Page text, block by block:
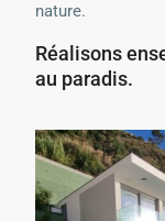
nature.
Réalisons
au paradis.